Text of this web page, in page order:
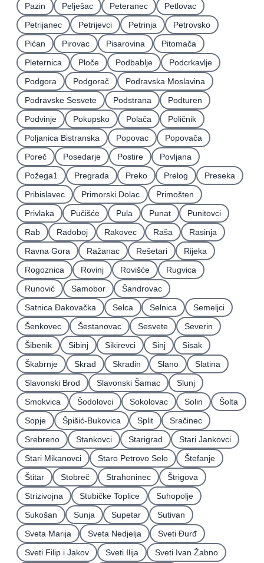
Pazin
Pelješac Peteranec
Petlovac
Petrijanec
Petrijevci Petrinja
Petrovsko
Pićan
Pirovac Pisarovina
Pitomača
Pleternica
Ploče Podbablje
Podcrkavlje
Podgora
Podgorač
Podravska Moslavina
Podravske Sesvete
Podstrana
Podturen
Podvinje
Pokupsko Polača
Poličnik
Poljanica Bistranska
Popovac
Popovača
Poreč
Posedarje Postire
Povljana
Požega1
Pregrada Preko Prelog
Preseka
Pribislavec
Primorski Dolac
Primošten
Privlaka
Pučišće Pula Punat
Punitovci
Rab
Radoboj Rakovec Raša
Rasinja
Ravna Gora
Ražanac Rešetari
Rijeka
Rogoznica
Rovinj Rovišće
Rugvica
Runović
Samobor
Šandrovac
Satnica Ðakovačka
Selca Selnica
Semeljci
Šenkovec
Šestanovac Sesvete
Severin
Šibenik
Sibinj Sikirevci Sinj
Sisak
Škabrnje
Skrad Skradin Slano
Slatina
Slavonski Brod
Slavonski Šamac
Slunj
Smokvica
Šodolovci Sokolovac Solin
Šolta
Sopje
Špišić-Bukovica Split
Sračinec
Srebreno
Stankovci Starigrad
Stari Jankovci
Stari Mikanovci
Staro Petrovo Selo
Štefanje
Štitar
Stobreč Strahoninec
Štrigova
Strizivojna
Stubičke Toplice
Suhopolje
Sukošan
Sunja Supetar
Sutivan
Sveta Marija
Sveta Nedjelja
Sveti Ðurđ
Sveti Filip i Jakov
Sveti Ilija
Sveti Ivan Žabno